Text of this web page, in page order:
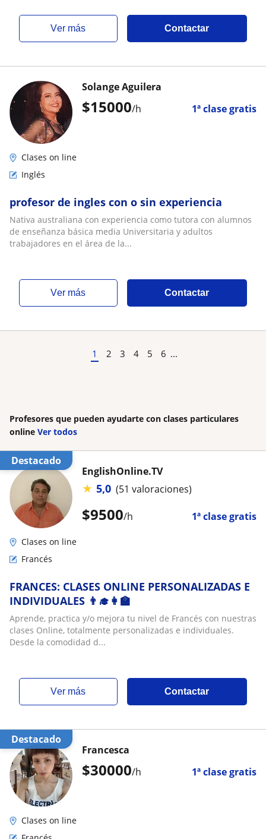
ver más Contactar
$15000/h 1ª clase gratis
Solange Aguilera
Clases on line
Inglés
profesor de ingles con o sin experiencia
Nativa australiana con experiencia como tutora con alumnos
de enseñanza básica media Universitaria y adultos
trabajadores en el área de la...
ver más Contactar
1 2 3 4 5 6 ...
Profesores que pueden ayudarte con clases particulares
online Ver todos
Destacado
$9500/h 1ª clase gratis
EnglishOnline.TV
★ 5,0 (51 valoraciones)
Clases on line
Francés
FRANCES: CLASES ONLINE PERSONALIZADAS E
INDIVIDUALES 👨‍🎓👩‍🏫
Aprende, practica y/o mejora tu nivel de Francés con nuestras
clases Online, totalmente personalizadas e individuales.
Desde la comodidad d...
ver más Contactar
Destacado
$30000/h 1ª clase gratis
Francesca
Clases on line